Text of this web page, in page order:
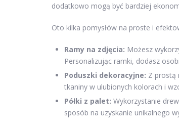
dodatkowo mogą być bardziej
Oto kilka pomysłów na proste i
Ramy na zdjęcia: Możesz
Personalizując ramki, dodasz
Poduszki dekoracyjne: Z prostą
tkaniny w ulubionych kolorach i
Półki z palet: Wykorzystanie
sposób na uzyskanie unikalnego